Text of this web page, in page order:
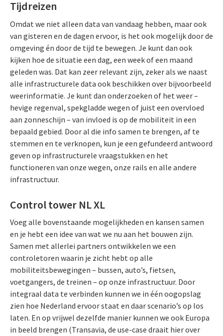
Tijdreizen
Omdat we niet alleen data van vandaag hebben, maar ook
van gisteren en de dagen ervoor, is het ook mogelijk door de
omgeving én door de tijd te bewegen. Je kunt dan ook
kijken hoe de situatie een dag, een week of een maand
geleden was. Dat kan zeer relevant zijn, zeker als we naast
alle infrastructurele data ook beschikken over bijvoorbeeld
weerinformatie. Je kunt dan onderzoeken of het weer –
hevige regenval, spekgladde wegen of juist een overvloed
aan zonneschijn – van invloed is op de mobiliteit in een
bepaald gebied. Door al die info samen te brengen, af te
stemmen en te verknopen, kun je een gefundeerd antwoord
geven op infrastructurele vraagstukken en het
functioneren van onze wegen, onze rails en alle andere
infrastructuur.
Control tower NL XL
Voeg alle bovenstaande mogelijkheden en kansen samen
en je hebt een idee van wat we nu aan het bouwen zijn.
Samen met allerlei partners ontwikkelen we een
controletoren waarin je zicht hebt op alle
mobiliteitsbewegingen – bussen, auto’s, fietsen,
voetgangers, de treinen – op onze infrastructuur. Door
integraal data te verbinden kunnen we in één oogopslag
zien hoe Nederland ervoor staat en daar scenario’s op los
laten. En op vrijwel dezelfde manier kunnen we ook Europa
in beeld brengen (Transavia, de use-case draait hier over